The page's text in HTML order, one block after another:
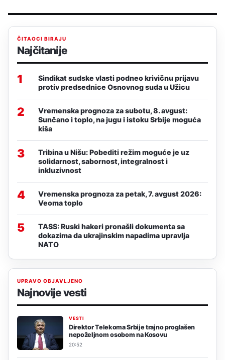
ČITAOCI BIRAJU
Najčitanije
1
Sindikat sudske vlasti podneo krivičnu prijavu
protiv predsednice Osnovnog suda u Užicu
2
Vremenska prognoza za subotu, 8. avgust:
Sunčano i toplo, na jugu i istoku Srbije moguća
kiša
3
Tribina u Nišu: Pobediti režim moguće je uz
solidarnost, sabornost, integralnost i
inkluzivnost
4
Vremenska prognoza za petak, 7. avgust 2026:
Veoma toplo
5
TASS: Ruski hakeri pronašli dokumenta sa
dokazima da ukrajinskim napadima upravlja
NATO
UPRAVO OBJAVLJENO
Najnovije vesti
VESTI
Direktor Telekoma Srbije trajno proglašen
nepoželjnom osobom na Kosovu
20:52